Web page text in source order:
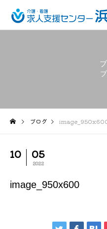
ブログ
10 05
2022
image_950x600